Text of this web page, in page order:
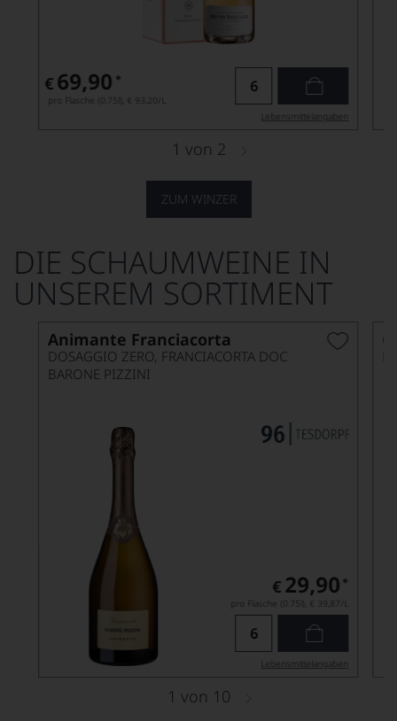
ZUM WINZER
€ 69,90 *
pro Flasche (0.75l), € 93,20
/L
Lebensmittel­angaben
1 von 2
DIE SCHAUMWEINE IN
UNSEREM SORTIMENT
Animante Franciacorta
DOSAGGIO ZERO, FRANCIACORTA DOC
BARONE PIZZINI
€ 29,90 *
pro Flasche (0.75l), € 39,87 /L
Lebensmittel­angaben
1 von 10